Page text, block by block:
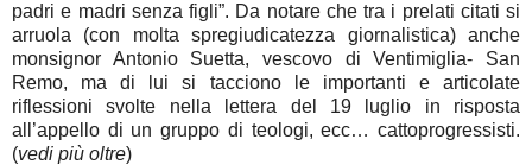
padri e madri senza figli”. Da notare che tra i prelati citati si
arruola (con molta spregiudicatezza giornalistica) anche
monsignor Antonio Suetta, vescovo di Ventimiglia- San
Remo, ma di lui si tacciono le importanti e articolate
riflessioni svolte nella lettera del 19 luglio in risposta
all’appello di un gruppo di teologi, ecc… cattoprogressisti.
(vedi più oltre)